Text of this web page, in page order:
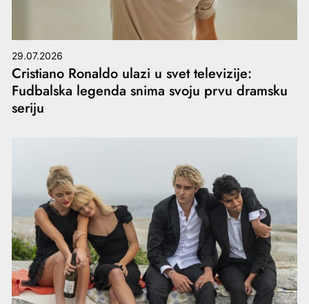
29.07.2026
Cristiano Ronaldo ulazi u svet televizije:
Fudbalska legenda snima svoju prvu dramsku
seriju